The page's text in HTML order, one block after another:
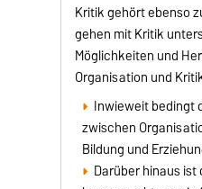
Kritik gehört ebenso
gehen mit Kritik
Möglichkeiten und
Organisation und
Inwieweit bedingt
zwischen
Bildung und
Darüber hinaus